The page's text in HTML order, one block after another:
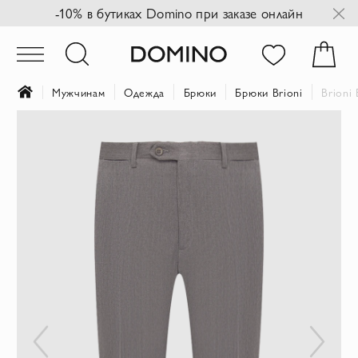
-10% в бутиках Domino при заказе онлайн
Мужчинам Одежда Брюки Брюки Brioni Brioni